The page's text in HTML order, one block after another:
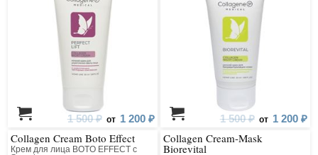
1 500 ₽ от 1 200 ₽ 1 500 ₽ от 1 200 ₽
Collagen Cream Boto Effect
Крем для лица BOTO EFFECT с
Collagen Cream-Mask
Biorevital